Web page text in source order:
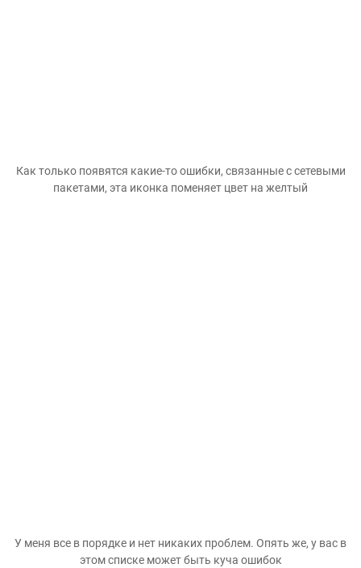
Как только появятся какие-то ошибки, связанные с сетевыми
пакетами, эта иконка поменяет цвет на желтый
У меня все в порядке и нет никаких проблем. Опять же, у вас в
этом списке может быть куча ошибок